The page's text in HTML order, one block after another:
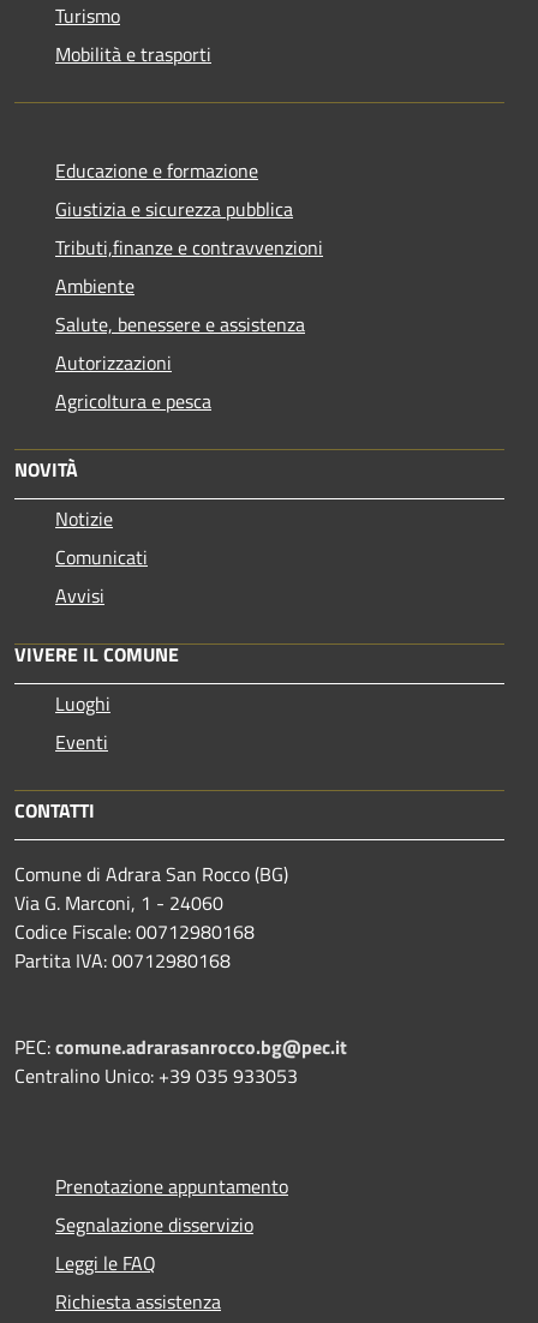
Turismo
Mobilità e trasporti
Educazione e formazione
Giustizia e sicurezza pubblica
Tributi,finanze e contravvenzioni
Ambiente
Salute, benessere e assistenza
Autorizzazioni
Agricoltura e pesca
NOVITÀ
Notizie
Comunicati
Avvisi
VIVERE IL COMUNE
Luoghi
Eventi
CONTATTI
Comune di Adrara San Rocco (BG)
Via G. Marconi, 1 - 24060
Codice Fiscale: 00712980168
Partita IVA: 00712980168
PEC:comune.adrarasanrocco.bg@pec.it
Centralino Unico: +39 035 933053
Prenotazione appuntamento
Segnalazione disservizio
Leggi le FAQ
Richiesta assistenza